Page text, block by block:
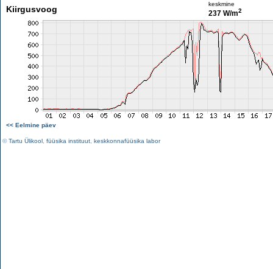
Kiirgusvoog
keskmine
237 W/m2
<< Eelmine päev
©Tartu Ülikool füüsika instituut keskkonnafüüsika labor